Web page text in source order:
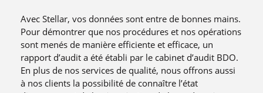
Avec Stellar, vos données sont entre de bonnes mains.
Pour démontrer que nos procédures et nos opérations
sont menés de manière efficiente et efficace, un
rapport d’audit a été établi par le cabinet d’audit BDO.
En plus de nos services de qualité, nous offrons aussi
à nos clients la possibilité de connaître l’état